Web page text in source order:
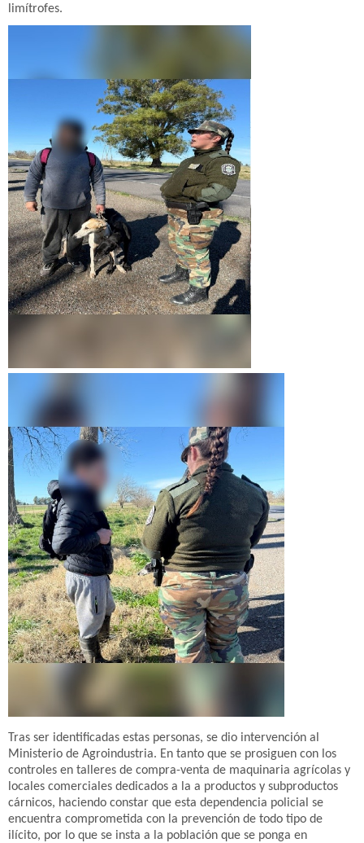
limítrofes.
Tras ser identificadas estas personas, se dio intervención al
Ministerio de Agroindustria. En tanto que se prosiguen con los
controles en talleres de compra-venta de maquinaria agrícolas y
locales comerciales dedicados a la a productos y subproductos
cárnicos, haciendo constar que esta dependencia policial se
encuentra comprometida con la prevención de todo tipo de
ilícito, por lo que se insta a la población que se ponga en